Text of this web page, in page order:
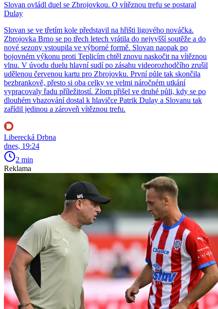
Slovan ovládl duel se Zbrojovkou. O vítěznou trefu se postaral
Dulay
Slovan se ve třetím kole představil na hřišti ligového nováčka.
Zbrojovka Brno se po třech letech vrátila do nejvyšší soutěže a do
nové sezony vstoupila ve výborné formě. Slovan naopak po
bojovném výkonu proti Teplicím chtěl znovu naskočit na vítěznou
vlnu. V úvodu duelu hlavní sudí po zásahu videorozhodčího zrušil
udělenou červenou kartu pro Zbrojovku. První půle tak skončila
bezbrankově, přesto si oba celky ve velmi náročném utkání
vypracovaly řadu příležitostí. Zlom přišel ve druhé půli, kdy se po
dlouhém vhazování dostal k hlavičce Patrik Dulay a Slovanu tak
zařídil jedinou a zároveň vítěznou trefu.
Liberecká Drbna
dnes, 19:24
2 min
Reklama